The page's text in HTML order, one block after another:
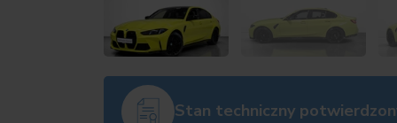
Stan techniczny